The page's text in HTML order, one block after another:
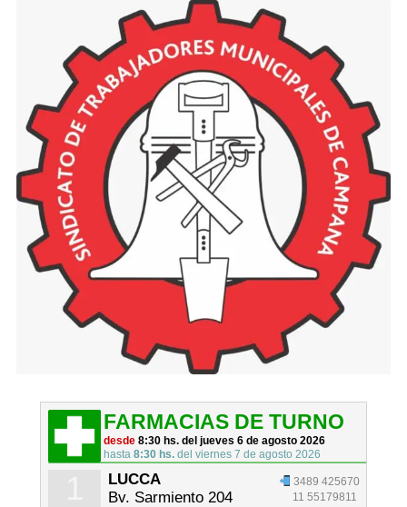
FARMACIAS DE TURNO
desde8:30 hs. del jueves 6 de agosto 2026
hasta8:30 hs. del viernes 7 de agosto 2026
LUCCA
Bv. Sarmiento 204
3489 425670
11 55179811